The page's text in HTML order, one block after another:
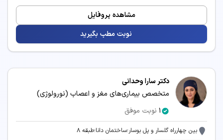
مشاهده پروفایل
نوبت مطب بگیرید
دکتر سارا وحدانی
متخصص بیماری‌های مغز و اعصاب (نورولوژی)
1 نوبت موفق
بین چهارراه گلسار و پل بوسار؛ساختمان دانا؛طبقه 8